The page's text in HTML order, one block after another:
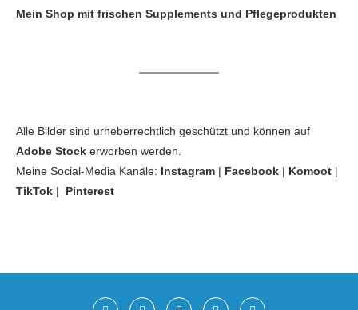
Mein Shop mit frischen Supplements und Pflegeprodukten
Alle Bilder sind urheberrechtlich geschützt und können auf
Adobe Stock erworben werden.
Meine Social-Media Kanäle: Instagram | Facebook | Komoot |
TikTok | Pinterest